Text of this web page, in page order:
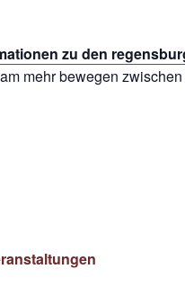
zu den
mehr bewegen